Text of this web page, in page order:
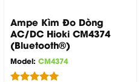
Ampe Kìm Đo Dòng
AC/DC Hioki CM4374
(Bluetooth®)
Model: CM4374